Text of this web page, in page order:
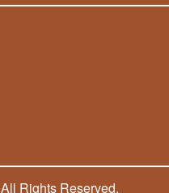
All Rights Reserved.